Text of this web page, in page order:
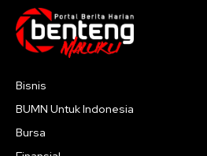
Bisnis
BUMN Untuk Indonesia
Bursa